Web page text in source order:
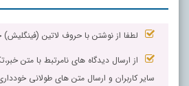
لطفا از نوشتن با حروف لاتین (فینگلیش)
از ارسال دیدگاه های نامرتبط با متن
سایر کاربران و ارسال متن های طولانی